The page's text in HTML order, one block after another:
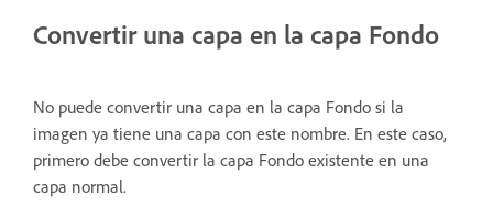
Convertir una capa en la capa Fondo
No puede convertir una capa en la capa Fondo si la
imagen ya tiene una capa con este nombre. En este caso,
primero debe convertir la capa Fondo existente en una
capa normal.